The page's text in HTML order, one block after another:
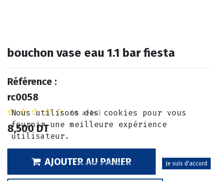
bouchon vase eau 1.1 bar fiesta
Référence :
rc0058
(0 avis)
8,500DT
AJOUTER AU PANIER
Nous utilisons des cookies pour vous
fournir une meilleure expérience
utilisateur.
Politique relative aux cookies Je suis d'accord